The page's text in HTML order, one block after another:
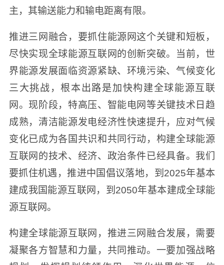
主，其输送能力和输电距离有限。
推进三网融合，要抓住能源网这个关键和短板，
尽快实现全球能源互联网的创新突破。当前，世
界能源发展面临资源紧缺、环境污染、气候变化
三大挑战，根本出路是加快构建全球能源互联
网。现阶段，特高压、智能电网等关键技术日趋
成熟，清洁能源发电经济性快速提升，应对气候
变化已成为各国共识和共同行动，构建全球能源
互联网的技术、经济、政治条件已经具备。我们
要抓住机遇，推进中国倡议落地，到2025年基本
建成我国能源互联网，到2050年基本建成全球能
源互联网。
构建全球能源互联网，推进三网融合发展，需要
凝聚各方智慧和力量，共同推动。一要加强战略